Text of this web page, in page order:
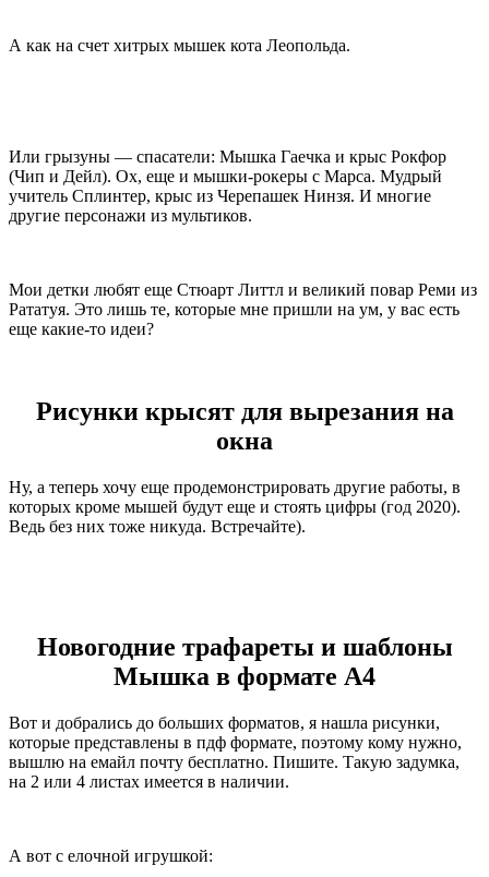
А как на счет хитрых мышек кота Леопольда.
Или грызуны — спасатели: Мышка Гаечка и крыс Рокфор
(Чип и Дейл). Ох, еще и мышки-рокеры с Марса. Мудрый
учитель Сплинтер, крыс из Черепашек Нинзя. И многие
другие персонажи из мультиков.
Мои детки любят еще Стюарт Литтл и великий повар Реми из
Рататуя. Это лишь те, которые мне пришли на ум, у вас есть
еще какие-то идеи?
Рисунки крысят для вырезания на
окна
Ну, а теперь хочу еще продемонстрировать другие работы, в
которых кроме мышей будут еще и стоять цифры (год 2020).
Ведь без них тоже никуда. Встречайте).
Новогодние трафареты и шаблоны
Мышка в формате А4
Вот и добрались до больших форматов, я нашла рисунки,
которые представлены в пдф формате, поэтому кому нужно,
вышлю на емайл почту бесплатно. Пишите. Такую задумка,
на 2 или 4 листах имеется в наличии.
А вот с елочной игрушкой: